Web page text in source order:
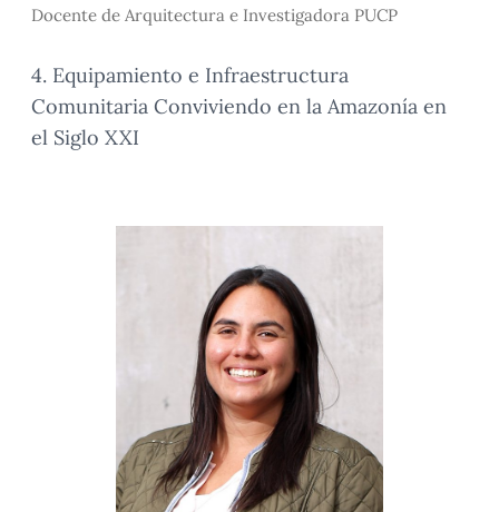
Docente de Arquitectura e Investigadora PUCP
4. Equipamiento e Infraestructura
Comunitaria Conviviendo en la Amazonía en
el Siglo XXI